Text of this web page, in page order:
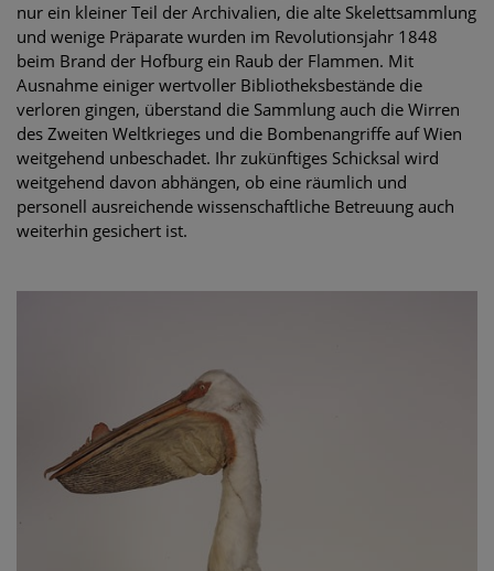
nur ein kleiner Teil der Archivalien, die alte Skelettsammlung
und wenige Präparate wurden im Revolutionsjahr 1848
beim Brand der Hofburg ein Raub der Flammen. Mit
Ausnahme einiger wertvoller Bibliotheksbestände die
verloren gingen, überstand die Sammlung auch die Wirren
des Zweiten Weltkrieges und die Bombenangriffe auf Wien
weitgehend unbeschadet. Ihr zukünftiges Schicksal wird
weitgehend davon abhängen, ob eine räumlich und
personell ausreichende wissenschaftliche Betreuung auch
weiterhin gesichert ist.